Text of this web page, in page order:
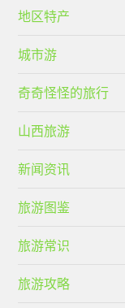
地区特产
城市游
奇奇怪怪的旅行
山西旅游
新闻资讯
旅游图鉴
旅游常识
旅游攻略